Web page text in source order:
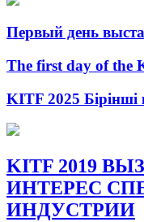
Первый день
The first day of the
KITF 2025 Бірінші
KITF 2019
ИНТЕРЕС
ИНДУСТРИИ